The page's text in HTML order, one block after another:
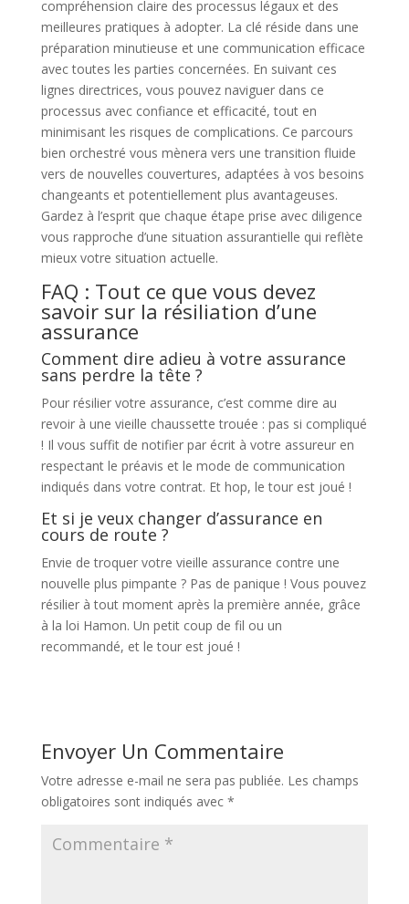
compréhension claire des processus légaux et des
meilleures pratiques à adopter. La clé réside dans une
préparation minutieuse et une communication efficace
avec toutes les parties concernées. En suivant ces
lignes directrices, vous pouvez naviguer dans ce
processus avec confiance et efficacité, tout en
minimisant les risques de complications. Ce parcours
bien orchestré vous mènera vers une transition fluide
vers de nouvelles couvertures, adaptées à vos besoins
changeants et potentiellement plus avantageuses.
Gardez à l’esprit que chaque étape prise avec diligence
vous rapproche d’une situation assurantielle qui reflète
mieux votre situation actuelle.
FAQ : Tout ce que vous devez
savoir sur la résiliation d’une
assurance
Comment dire adieu à votre assurance
sans perdre la tête ?
Pour résilier votre assurance, c’est comme dire au
revoir à une vieille chaussette trouée : pas si compliqué
! Il vous suffit de notifier par écrit à votre assureur en
respectant le préavis et le mode de communication
indiqués dans votre contrat. Et hop, le tour est joué !
Et si je veux changer d’assurance en
cours de route ?
Envie de troquer votre vieille assurance contre une
nouvelle plus pimpante ? Pas de panique ! Vous pouvez
résilier à tout moment après la première année, grâce
à la loi Hamon. Un petit coup de fil ou un
recommandé, et le tour est joué !
Envoyer Un Commentaire
Votre adresse e-mail ne sera pas publiée. Les champs
obligatoires sont indiqués avec *